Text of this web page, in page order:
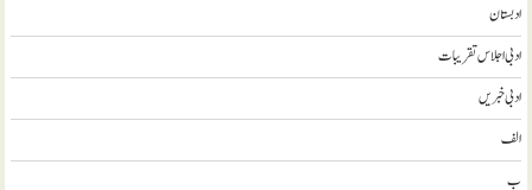
ادبستان
ادبی اجلاس تقریبات
ادبی خبریں
الف
ب